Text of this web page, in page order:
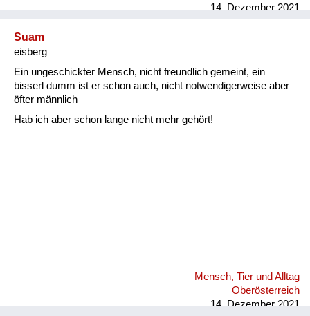
14. Dezember 2021
Suam
eisberg
Ein ungeschickter Mensch, nicht freundlich gemeint, ein
bisserl dumm ist er schon auch, nicht notwendigerweise aber
öfter männlich
Hab ich aber schon lange nicht mehr gehört!
Mensch, Tier und Alltag
Oberösterreich
14. Dezember 2021